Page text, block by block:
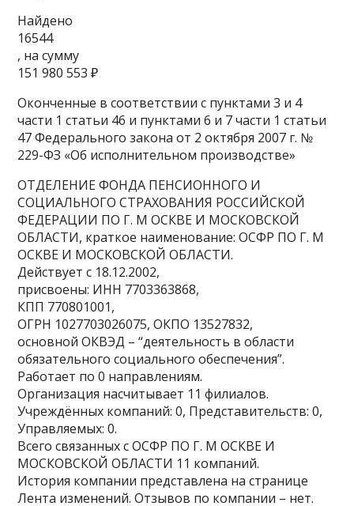
Найдено
16544
, на сумму
151 980 553 ₽
Оконченные в соответствии с пунктами 3 и 4
части 1 статьи 46 и пунктами 6 и 7 части 1 статьи
47 Федерального закона от 2 октября 2007 г. №
229-ФЗ «Об исполнительном производстве»
ОТДЕЛЕНИЕ ФОНДА ПЕНСИОННОГО И
СОЦИАЛЬНОГО СТРАХОВАНИЯ РОССИЙСКОЙ
ФЕДЕРАЦИИ ПО Г. М ОСКВЕ И МОСКОВСКОЙ
ОБЛАСТИ, краткое наименование: ОСФР ПО Г. М
ОСКВЕ И МОСКОВСКОЙ ОБЛАСТИ.
Действует с 18.12.2002,
присвоены: ИНН 7703363868,
КПП 770801001,
ОГРН 1027703026075, ОКПО 13527832,
основной ОКВЭД – “деятельность в области
обязательного социального обеспечения”.
Работает по 0 направлениям.
Организация насчитывает 11 филиалов.
Учреждённых компаний: 0, Представительств: 0,
Управляемых: 0.
Всего связанных с ОСФР ПО Г. М ОСКВЕ И
МОСКОВСКОЙ ОБЛАСТИ 11 компаний.
История компании представлена на странице
Лента изменений. Отзывов по компании – нет.